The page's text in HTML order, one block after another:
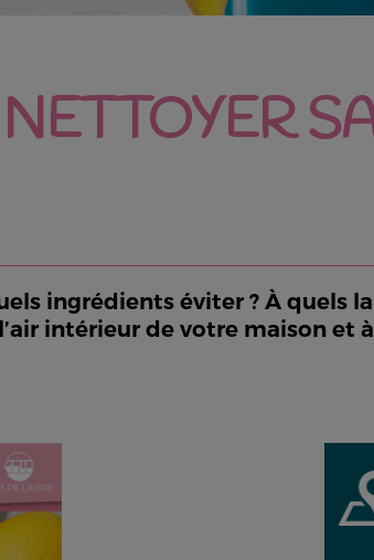
ingrédients éviter ? À quels
intérieur de votre maison et